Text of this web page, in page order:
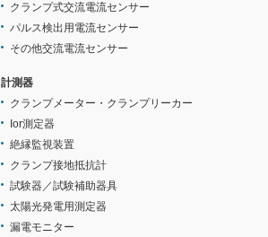
クランプ式交流電流センサー
パルス検出用電流センサー
その他交流電流センサー
計測器
クランプメーター・クランプリーカー
Ior測定器
絶縁監視装置
クランプ接地抵抗計
試験器／試験補助器具
太陽光発電用測定器
漏電モニター